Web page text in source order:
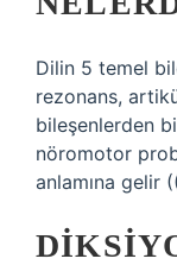
Dilin 5 temel
rezonans,
bileşenlerden
nöromotor
anlamına gelir